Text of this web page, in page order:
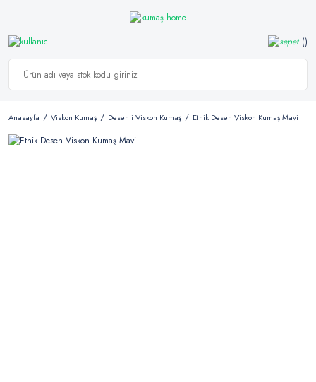
Anasayfa Viskon Kumaş Desenli Viskon Kumaş Etnik Desen Viskon Kumaş Mavi